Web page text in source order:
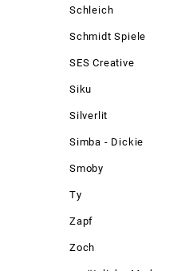
Schleich
Schmidt Spiele
SES Creative
Siku
Silverlit
Simba - Dickie
Smoby
Ty
Zapf
Zoch